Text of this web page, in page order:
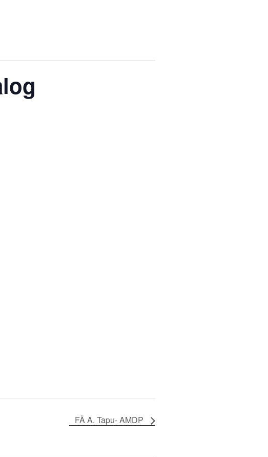
FÄ A. Tapu- AMDP